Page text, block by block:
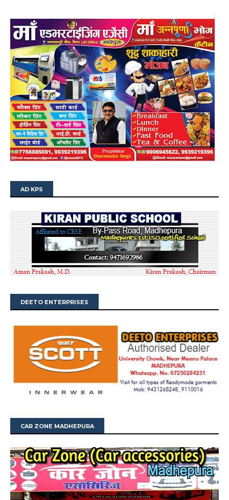
AD KPS
DEETO ENTERPRISES
CAR ZONE MADHEPURA